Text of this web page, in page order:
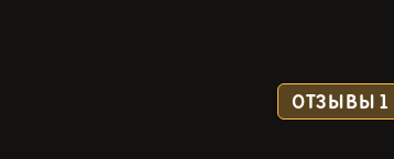
ОТЗЫВЫ1